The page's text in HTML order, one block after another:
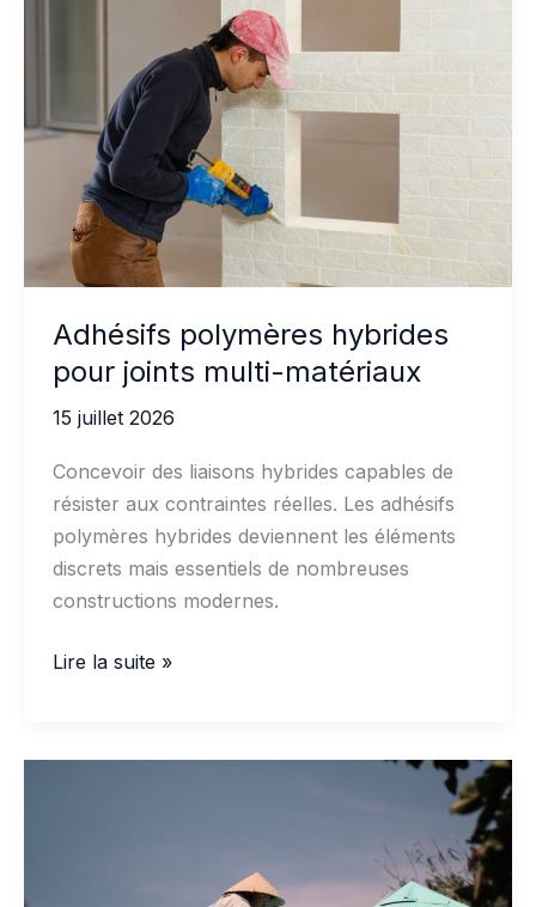
et
joints
dilatation
Adhésifs polymères hybrides
pour joints multi-matériaux
15 juillet 2026
Concevoir des liaisons hybrides capables de
résister aux contraintes réelles. Les adhésifs
polymères hybrides deviennent les éléments
discrets mais essentiels de nombreuses
constructions modernes.
Adhésifs
pour
Lire la suite »